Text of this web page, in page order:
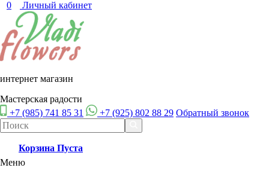
0 Личный кабинет
интернет магазин
Мастерская радости
+7 (985) 741 85 31
+7 (925) 802 88 29 Обратный звонок
Корзина Пуста
Меню